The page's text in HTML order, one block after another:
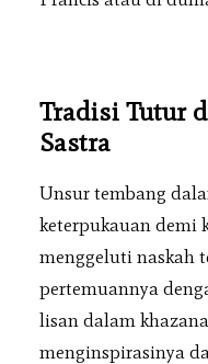
Tradisi Tutur
Sastra
Unsur tembang
keterpukauan demi
menggeluti naskah
pertemuannya
lisan dalam
menginspirasinya